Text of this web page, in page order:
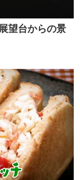
望台からの景